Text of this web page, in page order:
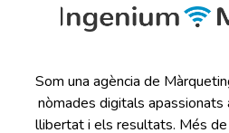
Som una agència de
nòmades digitals apassionats
llibertat i els resultats. Més